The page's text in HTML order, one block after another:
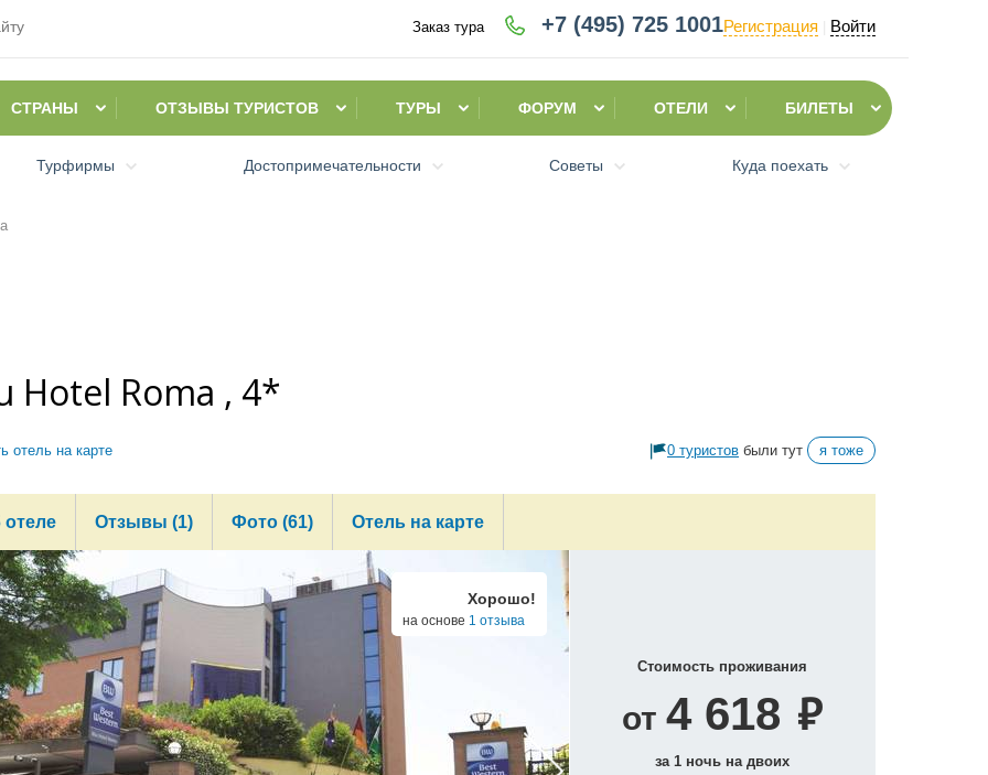
Заказ тура +7 (495) 725 1001Регистрация Войти
СТРАНЫ ОТЗЫВЫ ТУРИСТОВ ТУРЫ ФОРУМ ОТЕЛИ БИЛЕТЫ
Турфирмы Достопримечательности Советы Куда поехать
Hotel Roma , 4*
отель на карте 0 туристов были тут я тоже
отеле Oтзывы (1) Фото (61) Отель на карте
Хорошо!
на основе 1 отзыва
Стоимость проживания
от 4 618 ₽
за 1 ночь на двоих